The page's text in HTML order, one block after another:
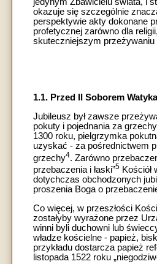
okazuje się szczególnie
perspektywie akty dokonane
profetycznej zarówno dla
skuteczniejszym przeżywaniu
1.1. Przed II Soborem
Jubileusz był zawsze
pokuty i pojednania za
1300 roku, pielgrzymka
uzyskać - za pośrednictwem
grzechy4. Zarówno
przebaczenia i łaski”5 Kościół
dotychczas obchodzonych
proszenia Boga o
Co więcej, w przeszłości
zostałyby wyrażone przez
winni byli duchowni lub
władze kościelne - papież,
przykładu dostarcza papież
listopada 1522 roku